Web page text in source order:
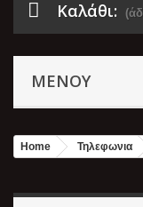
Καλάθι:
ΜΕΝΟΎ
Home Τηλεφωνια